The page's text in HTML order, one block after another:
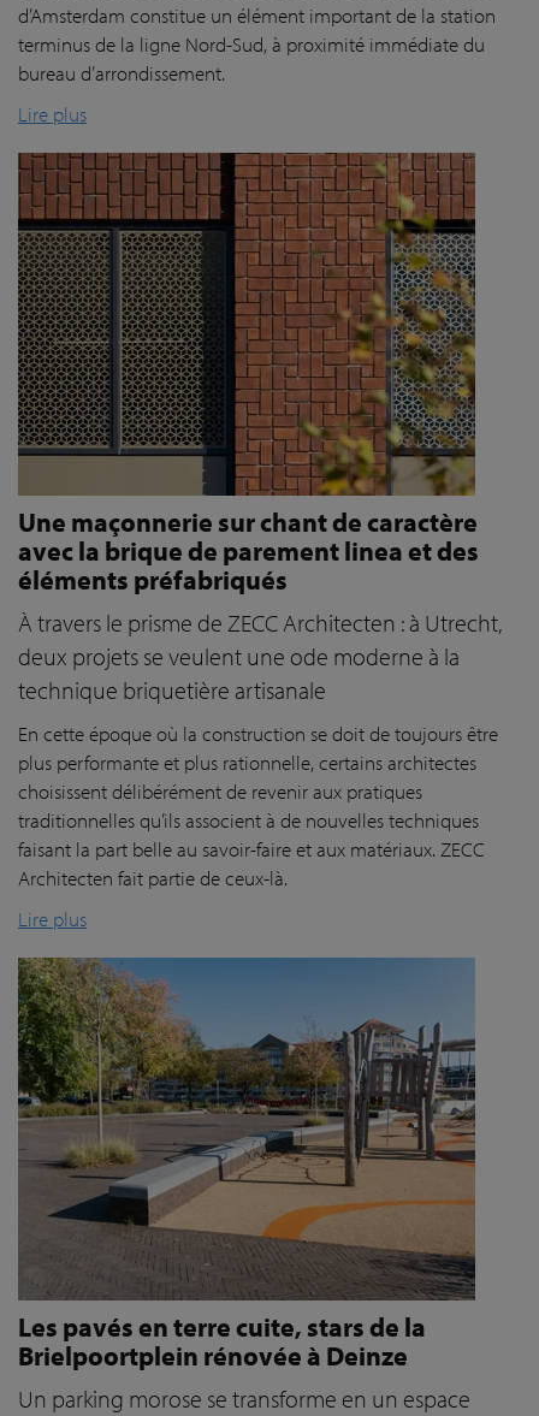
d’Amsterdam constitue un élément important de la station
terminus de la ligne Nord-Sud, à proximité immédiate du
bureau d’arrondissement.
Lire plus
Une maçonnerie sur chant de caractère
avec la brique de parement linea et des
éléments préfabriqués
À travers le prisme de ZECC Architecten : à Utrecht,
deux projets se veulent une ode moderne à la
technique briquetière artisanale
En cette époque où la construction se doit de toujours être
plus performante et plus rationnelle, certains architectes
choisissent délibérément de revenir aux pratiques
traditionnelles qu’ils associent à de nouvelles techniques
faisant la part belle au savoir-faire et aux matériaux. ZECC
Architecten fait partie de ceux-là.
Lire plus
Les pavés en terre cuite, stars de la
Brielpoortplein rénovée à Deinze
Un parking morose se transforme en un espace